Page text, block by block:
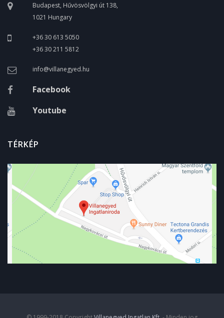
Budapest, Hűvösvölgyi út 138,
1021 Hungary
+36 30 613 5050
+36 30 211 5812
info@villanegyed.hu
Facebook
Youtube
TÉRKÉP